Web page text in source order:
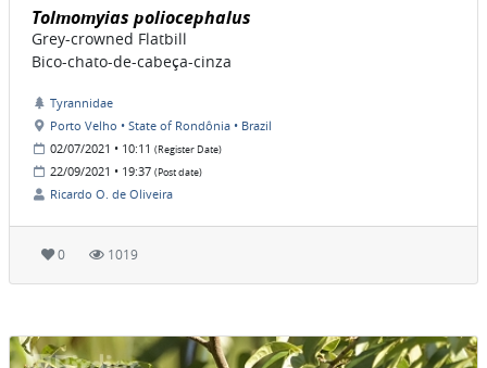
Tolmomyias poliocephalus
Grey-crowned Flatbill
Bico-chato-de-cabeça-cinza
Tyrannidae
Porto Velho • State of Rondônia • Brazil
02/07/2021 • 10:11 (Register Date)
22/09/2021 • 19:37 (Post date)
Ricardo O. de Oliveira
0 1019